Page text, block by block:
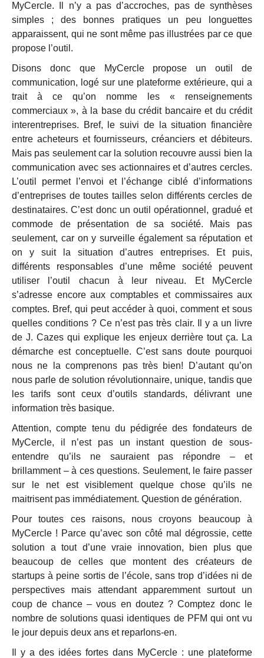
MyCercle. Il n’y a pas d’accroches, pas de synthèses
simples ; des bonnes pratiques un peu longuettes
apparaissent, qui ne sont même pas illustrées par ce que
propose l’outil.
Disons donc que MyCercle propose un outil de
communication, logé sur une plateforme extérieure, qui a
trait à ce qu’on nomme les « renseignements
commerciaux », à la base du crédit bancaire et du crédit
interentreprises. Bref, le suivi de la situation financière
entre acheteurs et fournisseurs, créanciers et débiteurs.
Mais pas seulement car la solution recouvre aussi bien la
communication avec ses actionnaires et d’autres cercles.
L’outil permet l’envoi et l’échange ciblé d’informations
d’entreprises de toutes tailles selon différents cercles de
destinataires. C’est donc un outil opérationnel, gradué et
commode de présentation de sa société. Mais pas
seulement, car on y surveille également sa réputation et
on y suit la situation d’autres entreprises. Et puis,
différents responsables d’une même société peuvent
utiliser l’outil chacun à leur niveau. Et MyCercle
s’adresse encore aux comptables et commissaires aux
comptes. Bref, qui peut accéder à quoi, comment et sous
quelles conditions ? Ce n’est pas très clair. Il y a un livre
de J. Cazes qui explique les enjeux derrière tout ça. La
démarche est conceptuelle. C’est sans doute pourquoi
nous ne la comprenons pas très bien! D’autant qu’on
nous parle de solution révolutionnaire, unique, tandis que
les tarifs sont ceux d’outils standards, délivrant une
information très basique.
Attention, compte tenu du pédigrée des fondateurs de
MyCercle, il n’est pas un instant question de sous-
entendre qu’ils ne sauraient pas répondre – et
brillamment – à ces questions. Seulement, le faire passer
sur le net est visiblement quelque chose qu’ils ne
maitrisent pas immédiatement. Question de génération.
Pour toutes ces raisons, nous croyons beaucoup à
MyCercle ! Parce qu’avec son côté mal dégrossie, cette
solution a tout d’une vraie innovation, bien plus que
beaucoup de celles que montent des créateurs de
startups à peine sortis de l’école, sans trop d’idées ni de
perspectives mais attendant apparemment surtout un
coup de chance – vous en doutez ? Comptez donc le
nombre de solutions quasi identiques de PFM qui ont vu
le jour depuis deux ans et reparlons-en.
Il y a des idées fortes dans MyCercle : une plateforme